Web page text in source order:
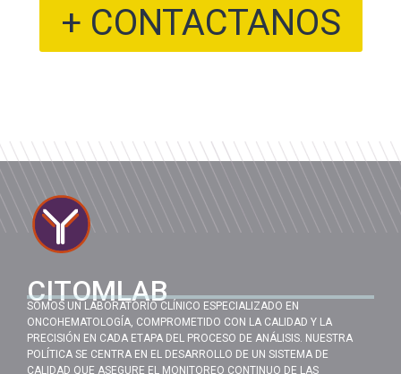
+ CONTACTANOS
CITOMLAB
SOMOS UN LABORATORIO CLÍNICO ESPECIALIZADO EN
ONCOHEMATOLOGÍA, COMPROMETIDO CON LA CALIDAD Y LA
PRECISIÓN EN CADA ETAPA DEL PROCESO DE ANÁLISIS. NUESTRA
POLÍTICA SE CENTRA EN EL DESARROLLO DE UN SISTEMA DE
CALIDAD QUE ASEGURE EL MONITOREO CONTINUO DE LAS